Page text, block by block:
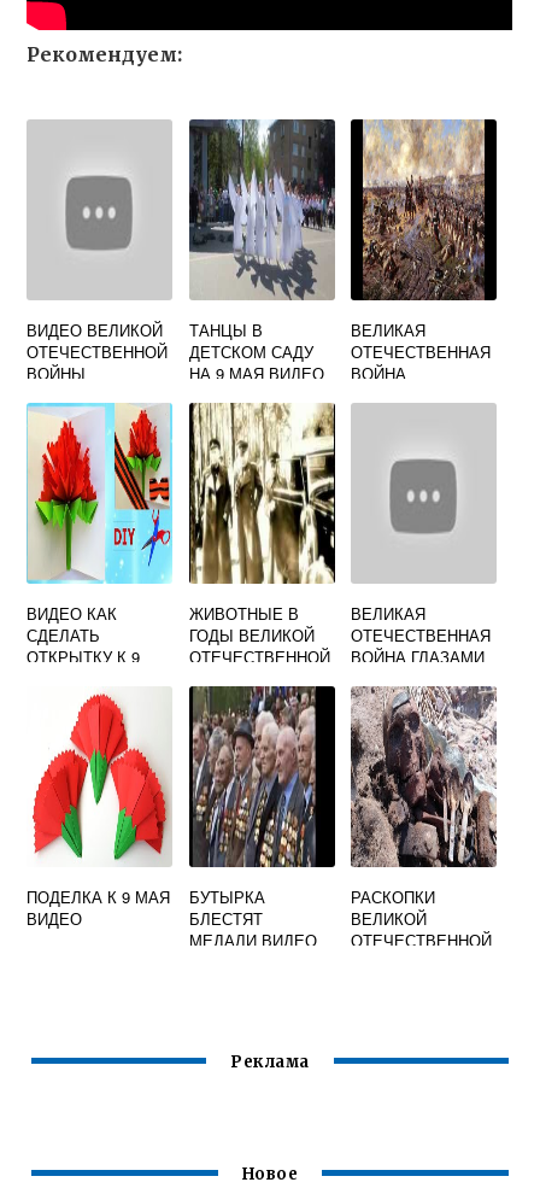
Рекомендуем:
ВИДЕО ВЕЛИКОЙ
ОТЕЧЕСТВЕННОЙ
ВОЙНЫ
ТАНЦЫ В
ДЕТСКОМ САДУ
НА 9 МАЯ ВИДЕО
БЕСПЛАТНО
ВЕЛИКАЯ
ОТЕЧЕСТВЕННАЯ
ВОЙНА
МИР ШКОЛА
РОССИИ
ВИДЕО КАК
СДЕЛАТЬ
ОТКРЫТКУ К 9
ЖИВОТНЫЕ В
ГОДЫ ВЕЛИКОЙ
ОТЕЧЕСТВЕННОЙ
ВЕЛИКАЯ
ОТЕЧЕСТВЕННАЯ
ВОЙНА ГЛАЗАМИ
НА РУССКОМ
ПОДЕЛКА К 9 МАЯ
ВИДЕО
БУТЫРКА
БЛЕСТЯТ
МЕДАЛИ ВИДЕО
РАСКОПКИ
ВЕЛИКОЙ
ОТЕЧЕСТВЕННОЙ
Реклама
Новое